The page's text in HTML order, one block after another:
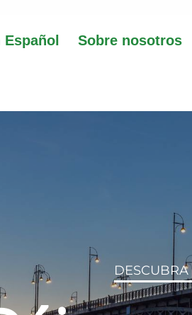
Mainz e. V.
Español Sobre nosotros
la